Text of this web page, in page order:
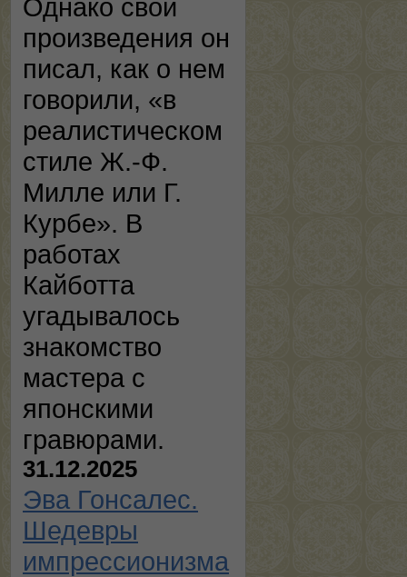
Однако свои
произведения он
писал, как о нем
говорили, «в
реалистическом
стиле Ж.-Ф.
Милле или Г.
Курбе». В
работах
Кайботта
угадывалось
знакомство
мастера с
японскими
гравюрами.
31.12.2025
Эва Гонсалес.
Шедевры
импрессионизма